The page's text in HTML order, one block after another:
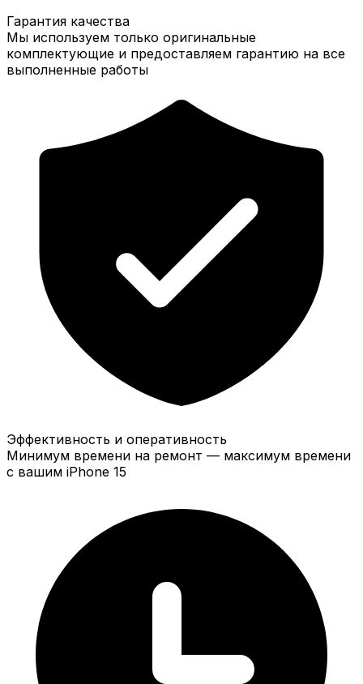
Гарантия качества
Мы используем только оригинальные
комплектующие и предоставляем гарантию на все
выполненные работы
Эффективность и оперативность
Минимум времени на ремонт — максимум времени
с вашим iPhone 15